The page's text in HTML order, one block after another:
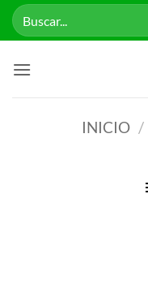
Saltar
Buscar
por:
INICIO /